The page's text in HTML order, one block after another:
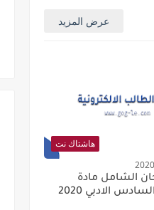
عرض المزيد
هاشتاك نت
الشامل مادة
الادبي 2020